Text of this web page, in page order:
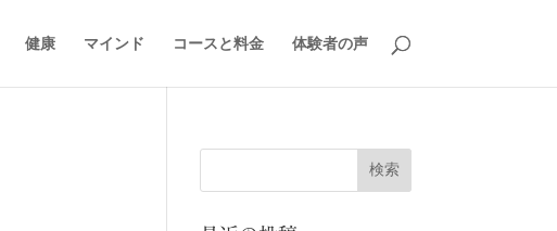
健康 マインド コースと料金 体験者の声